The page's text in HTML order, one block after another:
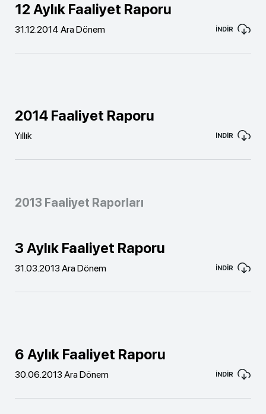
12 Aylık Faaliyet Raporu
31.12.2014 Ara Dönem İNDİR
2014 Faaliyet Raporu
Yıllık İNDİR
2013 Faaliyet Raporları
3 Aylık Faaliyet Raporu
31.03.2013 Ara Dönem İNDİR
6 Aylık Faaliyet Raporu
30.06.2013 Ara Dönem İNDİR